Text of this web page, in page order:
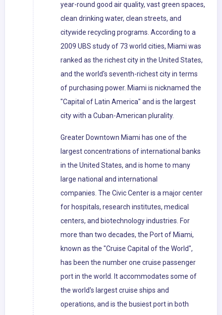
year-round good air quality, vast green spaces,
clean drinking water, clean streets, and
citywide recycling programs. According to a
2009 UBS study of 73 world cities, Miami was
ranked as the richest city in the United States,
and the world's seventh-richest city in terms
of purchasing power. Miami is nicknamed the
"Capital of Latin America" and is the largest
city with a Cuban-American plurality.
Greater Downtown Miami has one of the
largest concentrations of international banks
in the United States, and is home to many
large national and international
companies. The Civic Center is a major center
for hospitals, research institutes, medical
centers, and biotechnology industries. For
more than two decades, the Port of Miami,
known as the "Cruise Capital of the World",
has been the number one cruise passenger
port in the world. It accommodates some of
the world's largest cruise ships and
operations, and is the busiest port in both